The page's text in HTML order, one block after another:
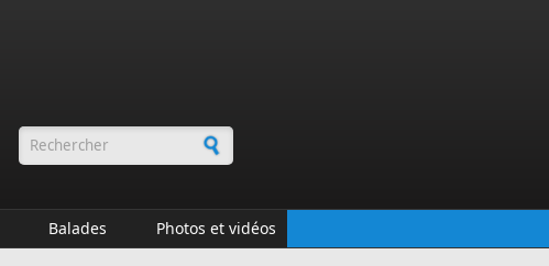
Formulaire de recherche
Balades Photos et vidéos